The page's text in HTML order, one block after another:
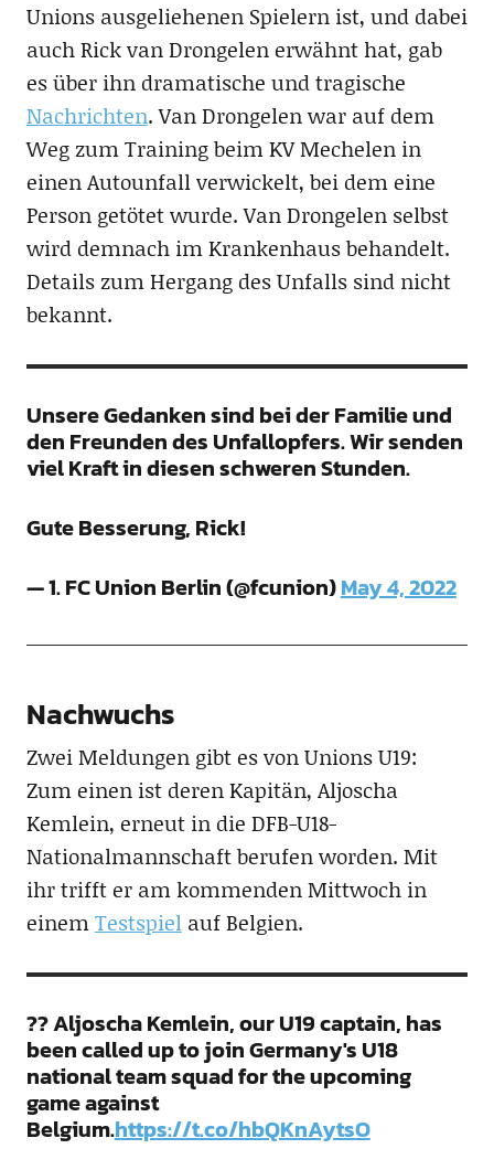
Unions ausgeliehenen Spielern ist, und dabei
auch Rick van Drongelen erwähnt hat, gab
es über ihn dramatische und tragische
Nachrichten. Van Drongelen war auf dem
Weg zum Training beim KV Mechelen in
einen Autounfall verwickelt, bei dem eine
Person getötet wurde. Van Drongelen selbst
wird demnach im Krankenhaus behandelt.
Details zum Hergang des Unfalls sind nicht
bekannt.
Unsere Gedanken sind bei der Familie und
den Freunden des Unfallopfers. Wir senden
viel Kraft in diesen schweren Stunden.
Gute Besserung, Rick!
— 1. FC Union Berlin (@fcunion)May 4, 2022
Nachwuchs
Zwei Meldungen gibt es von Unions U19:
Zum einen ist deren Kapitän, Aljoscha
Kemlein, erneut in die DFB-U18-
Nationalmannschaft berufen worden. Mit
ihr trifft er am kommenden Mittwoch in
einemTestspielauf Belgien.
?? Aljoscha Kemlein, our U19 captain, has
been called up to join Germany's U18
national team squad for the upcoming
game against
Belgium.https://t.co/hbQKnAytsO